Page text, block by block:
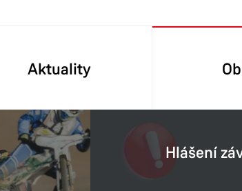
Aktuality
Hlášení